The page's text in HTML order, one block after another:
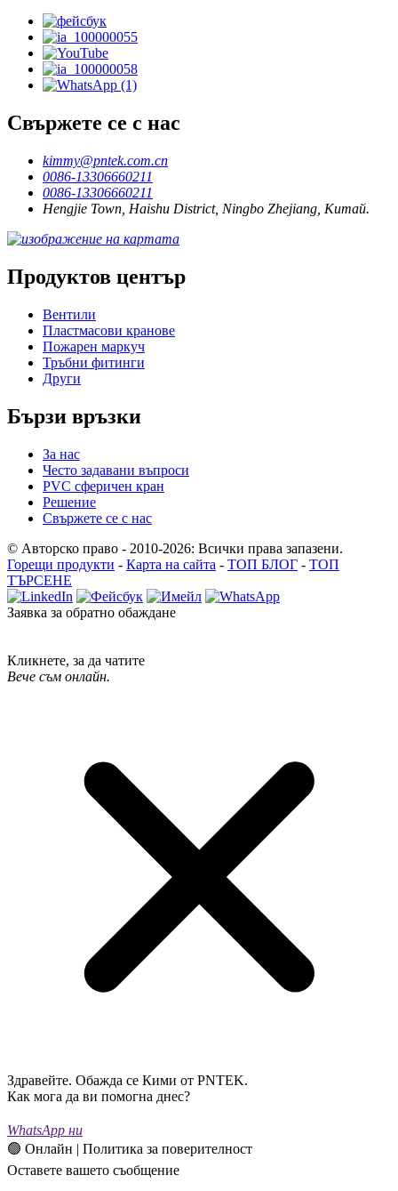
Свържете се с нас
kimmy@pntek.com.cn
0086-13306660211
0086-13306660211
Hengjie Town, Haishu District, Ningbo Zhejiang, Китай.
Продуктов център
Вентили
Пластмасови кранове
Пожарен маркуч
Тръбни фитинги
Други
Бързи връзки
За нас
Често задавани въпроси
PVC сферичен кран
Решение
Свържете се с нас
© Авторско право - 2010-2026: Всички права запазени.
Горещи продукти - Карта на сайта - ТОП БЛОГ - ТОП
ТЪРСЕНЕ
Заявка за обратно обаждане
Кликнете, за да чатите
Вече съм онлайн.
Здравейте. Обажда се Кими от PNTEK.
Как мога да ви помогна днес?
WhatsApp ни
🟢 Онлайн | Политика за поверителност
Оставете вашето съобщение